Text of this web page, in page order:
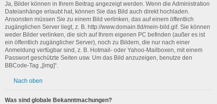
Ja, Bilder können in Ihrem Beitrag angezeigt werden. Wenn die Administration
Dateianhänge erlaubt hat, können Sie das Bild auch direkt hochladen.
Ansonsten müssen Sie zu einem Bild verlinken, das auf einem öffentlich
zugänglichen Server liegt, z. B. http://www.domain.tld/mein-bild.gif. Sie können
weder Bilder verlinken, die sich auf Ihrem eigenen PC befinden (außer es ist
ein öffentlich zugänglicher Server), noch zu Bildern, die nur nach einer
Anmeldung verfügbar sind, z. B. Hotmail- oder Yahoo-Mailboxen, mit einem
Passwort geschützte Seiten usw. Um das Bild anzuzeigen, benutze den
BBCode-Tag „[img]“.
Nach oben
Was sind globale Bekanntmachungen?